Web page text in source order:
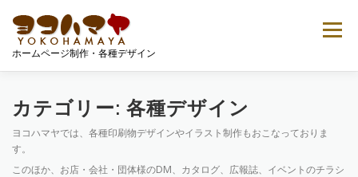
ツ
ホームページ制作・各種デザイン
メニュー
ご案内 プロフィール ポートフォリオ
カテゴリー: 各種デザイン
ヨコハマヤでは、各種印刷物デザインやイラスト制作もおこなっておりま
す。
このほか、お店・会社・団体様のDM、カタログ、広報誌、イベントのチラシ